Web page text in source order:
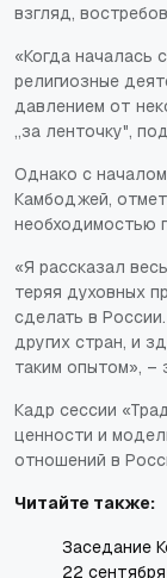
взгляд,
«Когда началась
религиозные
давлением от
„за ленточку",
Однако с
Камбоджей,
необходимостью
«Я рассказал
теряя духовных
сделать в
других стран, и
таким опытом», –
Кадр сессии
ценности и
отношений в
Читайте также:
Заседание
22 сентября